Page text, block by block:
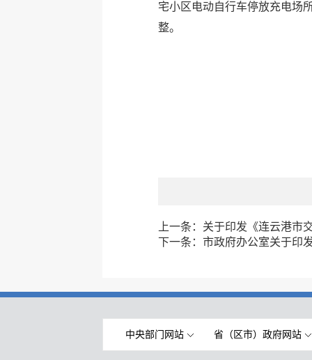
宅小区电动自行车停放充电场
整。
上一条： 关于印发《连云港市
下一条： 市政府办公室关于印
中央部门网站 省（区市）政府网站